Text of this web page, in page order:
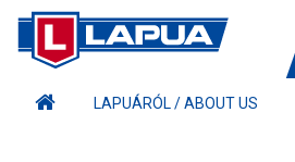
LAPUÁRÓL / ABOUT US